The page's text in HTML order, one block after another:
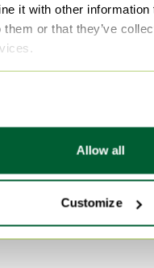
it with other information
them or that they’ve
Allow all
Customize
Por material
Mármol Sillas y sillones
Mimbre Sillas y sillones